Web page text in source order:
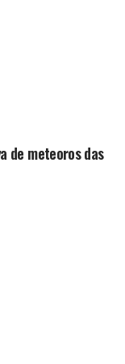
de meteoros das